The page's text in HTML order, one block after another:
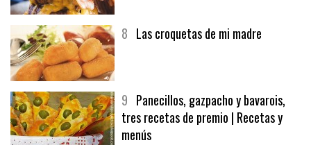
8 Las croquetas de mi madre
9 Panecillos, gazpacho y bavarois,
tres recetas de premio | Recetas y
menús